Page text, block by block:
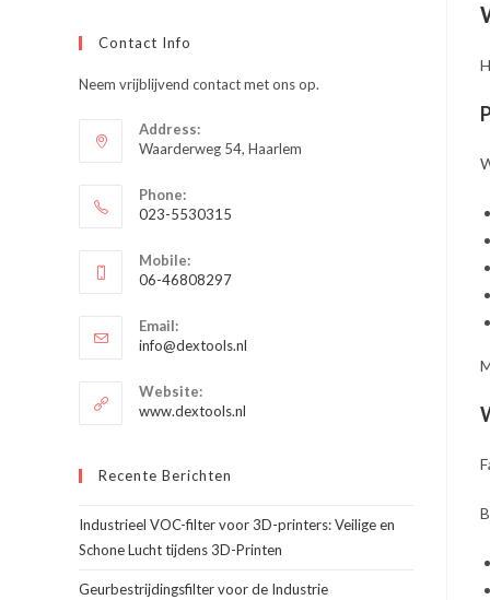
Contact Info
Neem vrijblijvend contact met ons op.
Address:
Waarderweg 54, Haarlem
Phone:
023-5530315
in
je
toepassing
Mobile:
06-46808297
in
je
toepassing
Email:
info@dextools.nl
Website:
www.dextools.nl
Recente Berichten
Industrieel VOC-filter voor 3D-printers: Veilige en
Schone Lucht tijdens 3D-Printen
Geurbestrijdingsfilter voor de Industrie